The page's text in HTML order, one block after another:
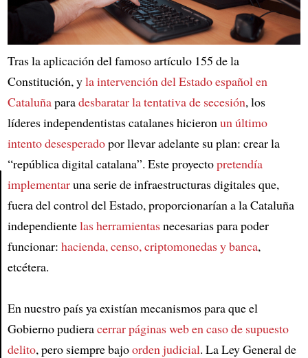
Article
Tras la aplicación del famoso artículo 155 de la
Constitución, yla intervención del Estado español en
Cataluñaparadesbaratar la tentativa de secesión, los
líderes independentistas catalanes hicieronun último
intento desesperadopor llevar adelante su plan: crear la
“república digital catalana”. Este proyectopretendía
implementaruna serie de infraestructuras digitales que,
fuera del control del Estado, proporcionarían a la Cataluña
independientelas herramientasnecesarias para poder
funcionar: hacienda, censo, criptomonedas y banca,
etcétera.
En nuestro país ya existían mecanismos para que el
Gobierno pudieracerrar páginas web en caso de supuesto
delito, pero siempre bajoorden judicial. La Ley General de